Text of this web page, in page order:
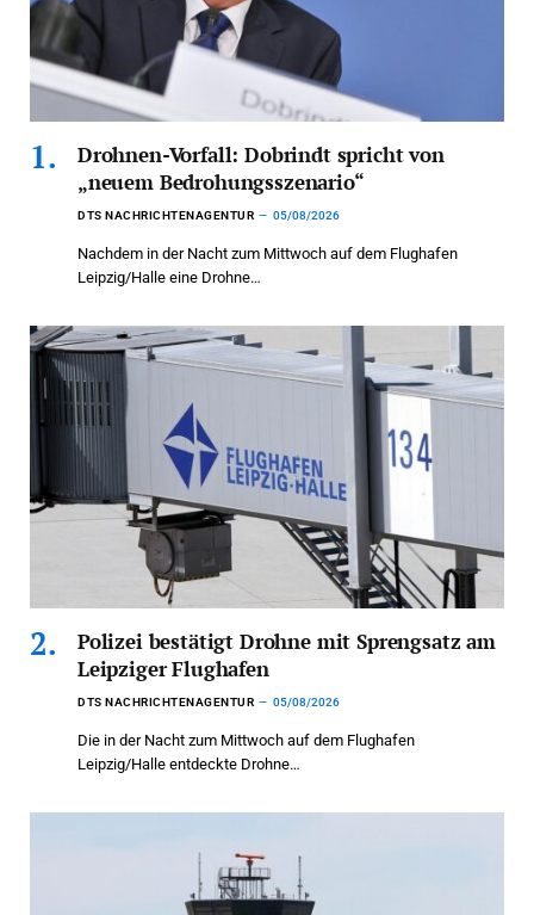
Drohnen-Vorfall: Dobrindt spricht von
„neuem Bedrohungsszenario“
DTS NACHRICHTENAGENTUR 05/08/2026
Nachdem in der Nacht zum Mittwoch auf dem Flughafen
Leipzig/Halle eine Drohne…
Polizei bestätigt Drohne mit Sprengsatz am
Leipziger Flughafen
DTS NACHRICHTENAGENTUR 05/08/2026
Die in der Nacht zum Mittwoch auf dem Flughafen
Leipzig/Halle entdeckte Drohne…